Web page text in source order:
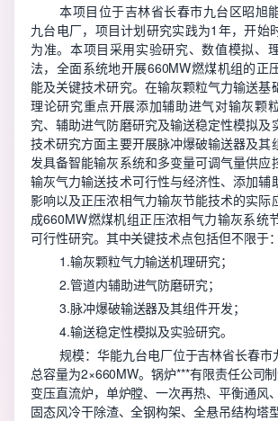
本项目位于吉林省长春市九台区昭旭
九台电厂，项目计划研究实践为1年，开始
为准。本项目采用实验研究、数值模拟、
法，全面系统地开展660MW燃煤机组的正
能及关键技术研究。在输灰颗粒气力输送基
理论研究重点开展添加辅助进气对输灰颗
究、辅助进气防磨研究及输送稳定性模拟及
技术研究方面主要开展脉冲爆破输送器及其
发具备智能输灰系统和多变量可调气量供应
输灰气力输送技术可行性与经济性、添加辅
影响以及正压浓相气力输灰节能技术的实际
成660MW燃煤机组正压浓相气力输灰系统
可行性研究。其中关键技术点包括但不限于：
1.输灰颗粒气力输送机理研究；
2.管道内辅助进气防磨研究；
3.脉冲爆破输送器及其组件开发；
4.输送稳定性模拟及实验研究。
规模： 华能九台电厂位于吉林省长春市
总容量为2×660MW。锅炉***有限责任公司
变压直流炉，单炉膛、一次再热、平衡通风
固态风冷干除渣、全钢构架、全悬吊结构塔